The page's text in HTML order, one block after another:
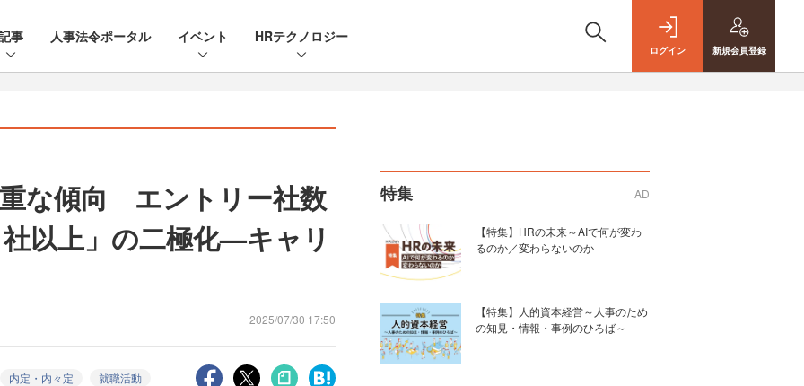
事 人事法令ポータル イベント HRテクノロジー
ログイン 新規会員登録
な傾向 エントリー社数
以上」の二極化—キャリ
2025/07/30 17:50
内定・内々定 就職活動
特集 AD
【特集】HRの未来～AIで何が変わ
るのか／変わらないのか
【特集】人的資本経営～人事のため
の知見・情報・事例のひろば～